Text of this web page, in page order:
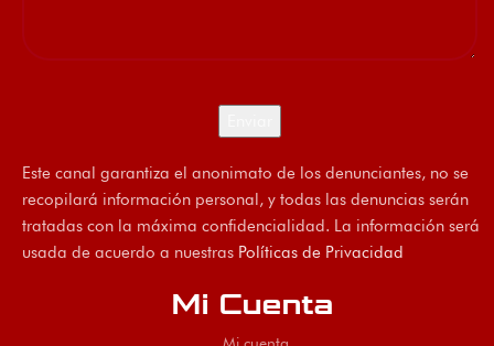
Este canal garantiza el anonimato de los denunciantes, no se
recopilará información personal, y todas las denuncias serán
tratadas con la máxima confidencialidad. La información será
usada de acuerdo a nuestras Políticas de Privacidad
Mi Cuenta